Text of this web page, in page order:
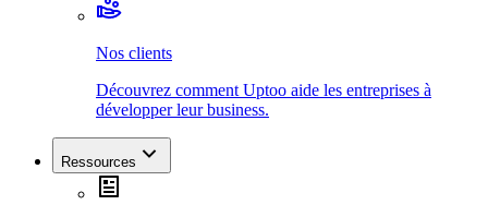
Nos clients
Découvrez comment Uptoo aide les entreprises à
développer leur business.
Ressources